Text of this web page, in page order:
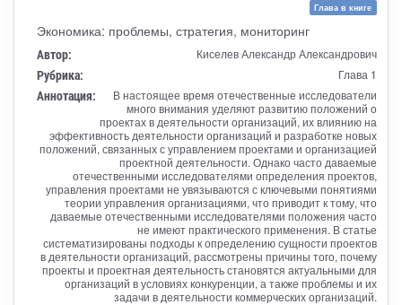
Глава в книге
Экономика: проблемы, стратегия, мониторинг
Автор: Киселев Александр Александрович
Рубрика: Глава 1
Аннотация:
В настоящее время отечественные исследователи
много внимания уделяют развитию положений о
проектах в деятельности организаций, их влиянию на
эффективность деятельности организаций и разработке новых
положений, связанных с управлением проектами и организацией
проектной деятельности. Однако часто даваемые
отечественными исследователями определения проектов,
управления проектами не увязываются с ключевыми понятиями
теории управления организациями, что приводит к тому, что
даваемые отечественными исследователями положения часто
не имеют практического применения. В статье
систематизированы подходы к определению сущности проектов
в деятельности организаций, рассмотрены причины того, почему
проекты и проектная деятельность становятся актуальными для
организаций в условиях конкуренции, а также проблемы и их
задачи в деятельности коммерческих организаций.